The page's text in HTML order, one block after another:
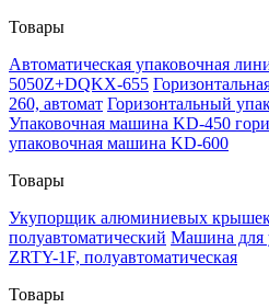
Товары
Автоматическая упаковочная
5050Z+DQKX-655
260, автомат Горизонтальный
Упаковочная машина KD-450
упаковочная машина KD-600
Товары
Укупорщик алюминиевых
полуавтоматический Машина для
ZRTY-1F, полуавтоматическая
Товары